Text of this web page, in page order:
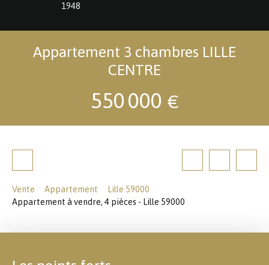
1948
Appartement 3 chambres LILLE
CENTRE
550 000 €
Vente Appartement
Lille 59000
Appartement à vendre, 4 pièces - Lille 59000